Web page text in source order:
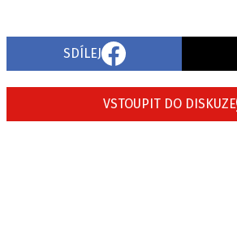
SDÍLEJ
VSTOUPIT DO DISKUZE